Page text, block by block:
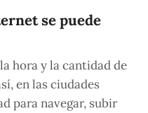
se puede
hora y la cantidad de
en las ciudades
para navegar, subir